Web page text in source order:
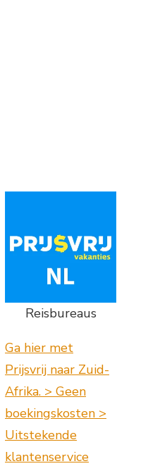
Reisbureaus
Ga hier met
Prijsvrij naar Zuid-
Afrika. > Geen
boekingskosten >
Uitstekende
klantenservice